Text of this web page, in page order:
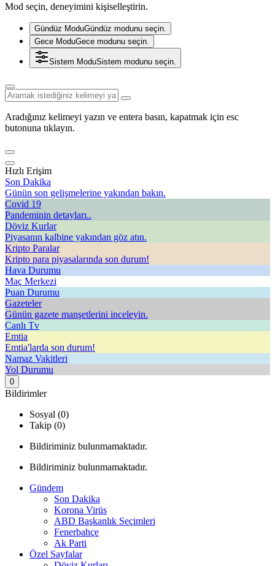
Mod seçin, deneyimini kişiselleştirin.
Gündüz ModuGündüz modunu seçin.
Gece ModuGece modunu seçin.
Sistem ModuSistem modunu seçin.
Aradığınız kelimeyi yazın ve entera basın, kapatmak için esc
butonuna tıklayın.
Hızlı Erişim
Son Dakika
Günün son gelişmelerine yakından bakın.
Covid 19
Pandeminin detayları..
Döviz Kurlar
Piyasanın kalbine yakından göz atın.
Kripto Paralar
Kripto para piyasalarında son durum!
Hava Durumu
Maç Merkezi
Puan Durumu
Gazeteler
Günün gazete manşetlerini inceleyin.
Canlı Tv
Emtia
Emtia'larda son durum!
Namaz Vakitleri
Yol Durumu
0
Bildirimler
Sosyal (0)
Takip (0)
Bildiriminiz bulunmamaktadır.
Bildiriminiz bulunmamaktadır.
Gündem
Son Dakika
Korona Virüs
ABD Başkanlık Seçimleri
Fenerbahçe
Ak Parti
Özel Sayfalar